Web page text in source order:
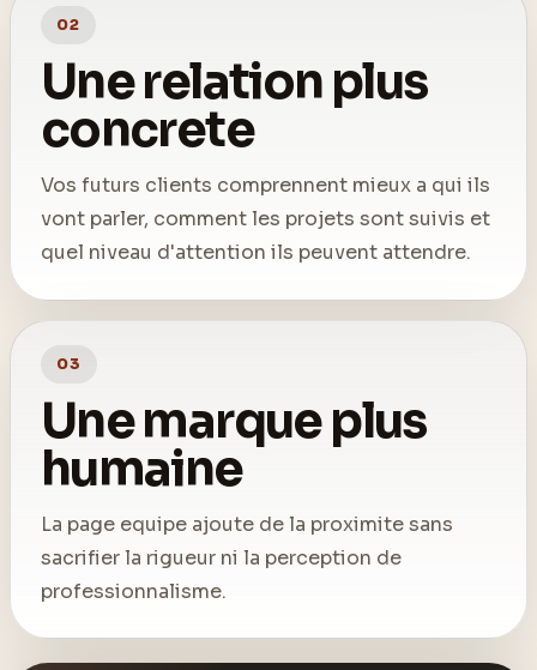
02
Une relation plus
concrete
Vos futurs clients comprennent mieux a qui ils
vont parler, comment les projets sont suivis et
quel niveau d'attention ils peuvent attendre.
03
Une marque plus
humaine
La page equipe ajoute de la proximite sans
sacrifier la rigueur ni la perception de
professionnalisme.